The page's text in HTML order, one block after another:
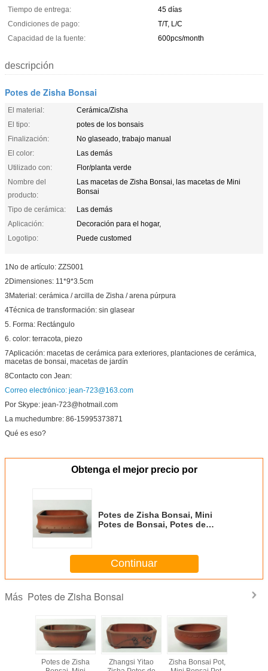
Tiempo de entrega:
45 días
Condiciones de pago:
T/T, L/C
Capacidad de la fuente:
600pcs/month
descripción
Potes de Zisha Bonsai
El material:
Cerámica/Zisha
El tipo:
potes de los bonsais
Finalización:
No glaseado, trabajo manual
El color:
Las demás
Utilizado con:
Flor/planta verde
Nombre del
producto:
Las macetas de Zisha Bonsai, las macetas de Mini
Bonsai
Tipo de cerámica:
Las demás
Aplicación:
Decoración para el hogar,
Logotipo:
Puede customed
1No de artículo: ZZS001
2Dimensiones: 11*9*3.5cm
3Material: cerámica / arcilla de Zisha / arena púrpura
4Técnica de transformación: sin glasear
5. Forma: Rectángulo
6. color: terracota, piezo
7Aplicación: macetas de cerámica para exteriores, plantaciones de cerámica,
macetas de bonsai, macetas de jardín
8Contacto con Jean:
Correo electrónico: jean-723@163.com
Por Skype: jean-723@hotmail.com
La muchedumbre: 86-15995373871
Qué es eso?
Obtenga el mejor precio por
Potes de Zisha Bonsai, Mini
Potes de Bonsai, Potes de
Continuar
Más Potes de Zisha Bonsai
Potes de Zisha
Zhangsi Yitao
Zisha Bonsai Pot,